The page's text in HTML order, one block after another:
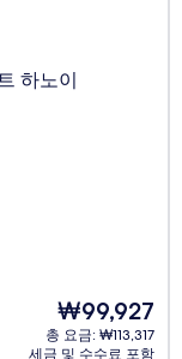
하노이
현
재
요
₩99,927
총 요금: ₩113,317
세금 및 수수료 포함